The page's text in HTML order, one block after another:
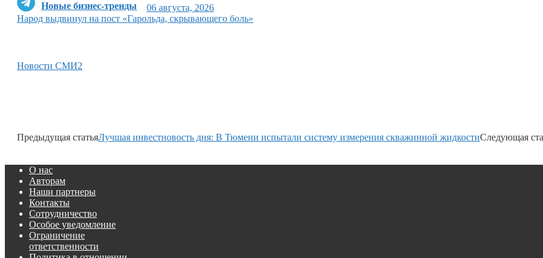
Новые бизнес-тренды
06 августа, 2026
Народ выдвинул на пост «Гарольда, скрывающего боль»
Новости СМИ2
Предыдущая статьяЛучшая инвестновость дня: В Тюмени испытали систему измерения скважинной жидкостиСледующая
О нас
Авторам
Наши партнеры
Контакты
Сотрудничество
Особое уведомление
Ограничение
ответственности